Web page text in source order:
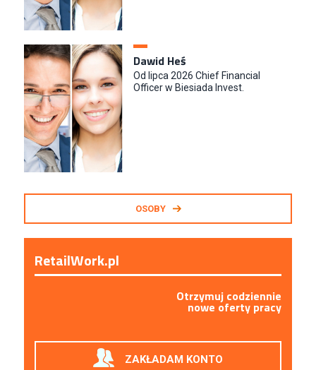
Dawid Heś
Od lipca 2026 Chief Financial
Officer w Biesiada Invest.
OSOBY
RetailWork.pl
Otrzymuj codziennie
nowe oferty pracy
ZAKŁADAM KONTO